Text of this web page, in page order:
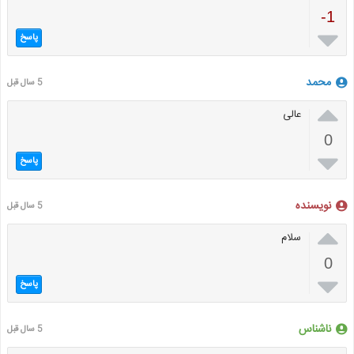
-1
 پاسخ
محمد 5 سال قبل

0

عالی
پاسخ
نویسنده 5 سال قبل

0

سلام
پاسخ
ناشناس 5 سال قبل